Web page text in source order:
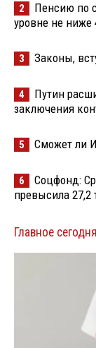
2
Пенсию по
уровне не ниже
3 Законы,
4
Путин
заключения
5 Сможет ли
6
Соцфонд:
превысила 27,2
Главное сегодня